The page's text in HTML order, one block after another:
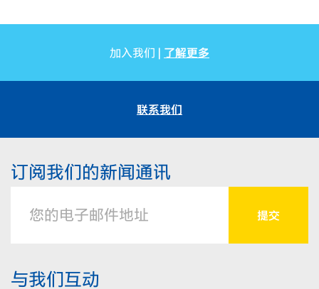
加入我们 | 了解更多
联系我们
订阅我们的新闻通讯
与我们互动